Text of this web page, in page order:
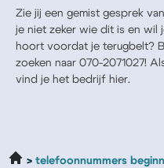
Zie jij een gemist gesprek
je niet zeker wie dit is en wil
hoort voordat je terugbelt?
zoeken naar 070-2071027!
vind je het bedrijf hier.
telefoonnummers